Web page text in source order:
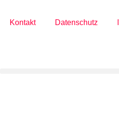
Kontakt Datenschutz